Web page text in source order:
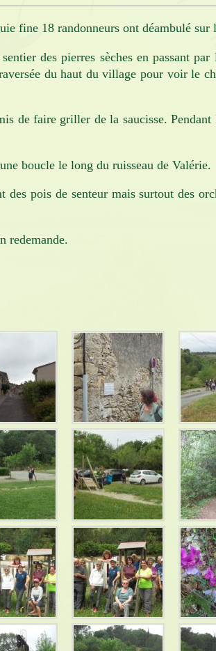
fine 18 randonneurs ont déambulé
des pierres sèches en passant
du haut du village pour voir le
de faire griller de la saucisse.
boucle le long du ruisseau de Valérie.
pois de senteur mais surtout des
redemande.